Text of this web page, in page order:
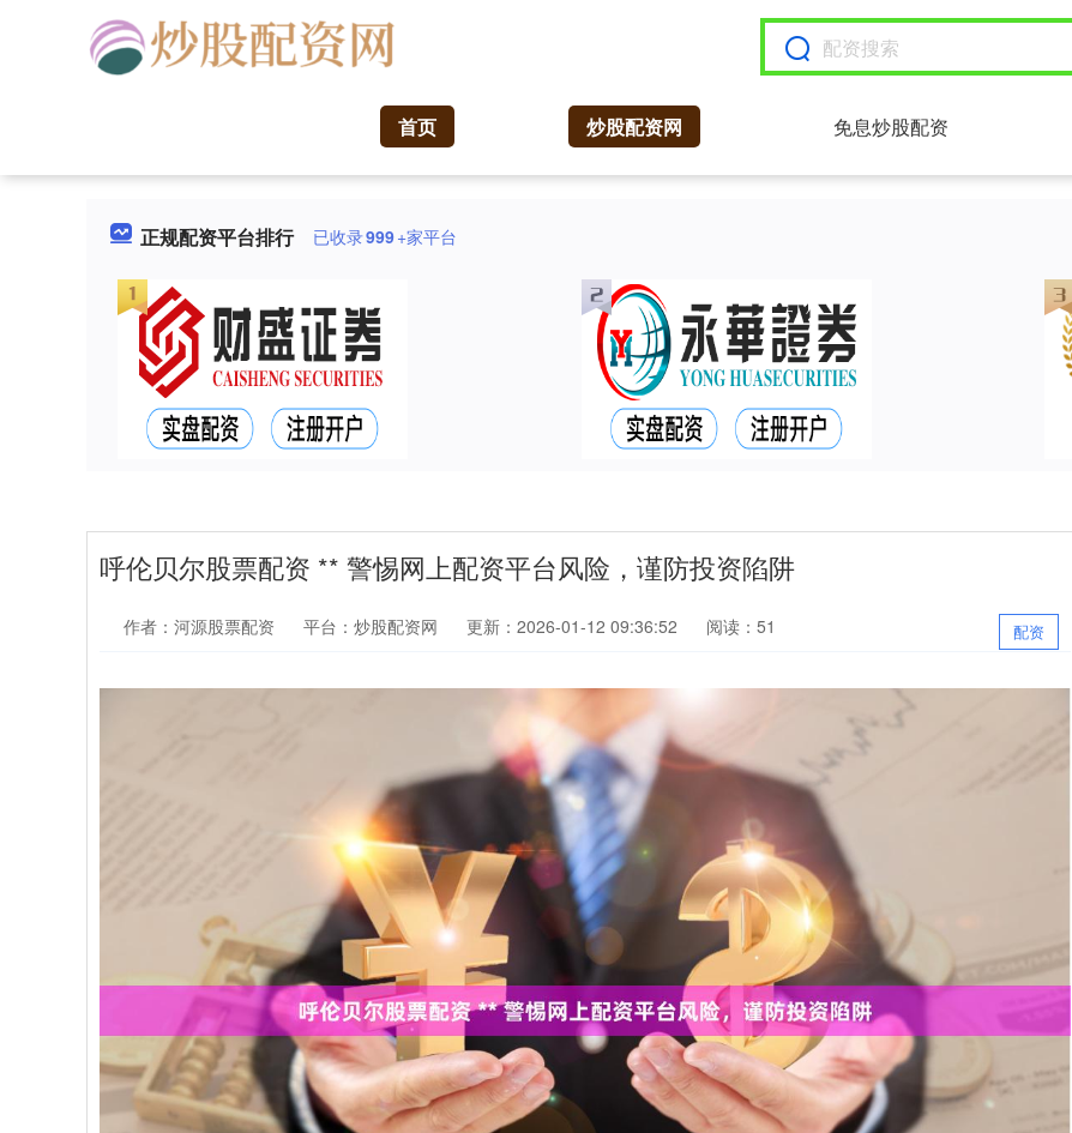
首页 炒股配资网 免息炒股配资
正规配资平台排行 已收录999+家平台
呼伦贝尔股票配资 ** 警惕网上配资平台风险，谨防投资陷阱
配资
作者：河源股票配资 平台：炒股配资网 更新：2026-01-12 09:36:52 阅读：51